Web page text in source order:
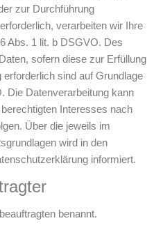
zur Durchführung
verarbeiten wir Ihre
Abs. 1 lit. b DSGVO. Des
sofern diese zur Erfüllung
sind auf Grundlage
Die Datenverarbeitung kann
Interesses nach
Über die jeweils im
wird in den
informiert.
benannt.